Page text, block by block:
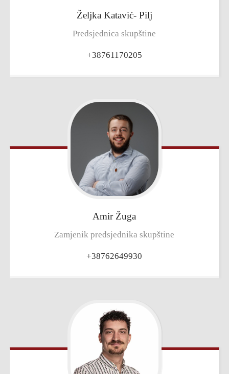
Željka Katavić- Pilj
Predsjednica skupštine
+38761170205
Amir Žuga
Zamjenik predsjednika skupštine
+38762649930